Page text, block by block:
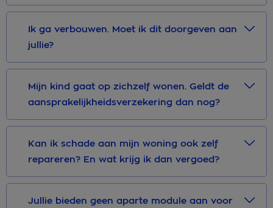
Ik ga verbouwen. Moet ik dit doorgeven aan
jullie?
Mijn kind gaat op zichzelf wonen. Geldt de
aansprakelijkheidsverzekering dan nog?
Kan ik schade aan mijn woning ook zelf
repareren? En wat krijg ik dan vergoed?
Jullie bieden geen aparte module aan voor